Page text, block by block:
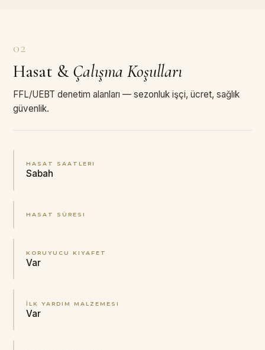
02
Hasat & Çalışma Koşulları
FFL/UEBT denetim alanları — sezonluk işçi, ücret, sağlık
güvenlik.
HASAT SAATLERI
Sabah
HASAT SÜRESI
KORUYUCU KIYAFET
Var
İLK YARDIM MALZEMESI
Var